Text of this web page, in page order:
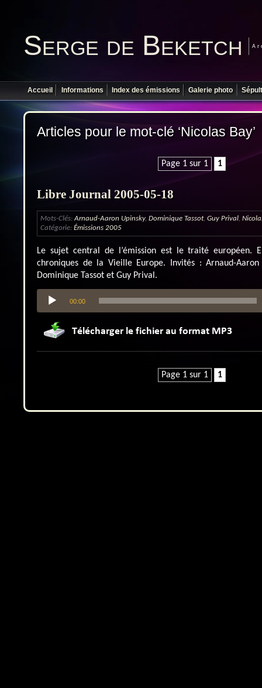
Serge de Beketch
Accueil Informations Index des émissions Galerie photo
Articles pour le mot-clé ‘Nicolas Bay’
Page 1 sur 1 1
Libre Journal 2005-05-18
Mots-Clés: Arnaud-Aaron Upinsky, Dominique Tassot, Guy Prival
Catégorie: Émissions 2005
Le sujet central de l’émission est le traité européen.
chroniques de la Vieille Europe. Invités : Arnaud-Aaron
Dominique Tassot et Guy Prival.
Lecteur
audio
00:00
Page 1 sur 1 1